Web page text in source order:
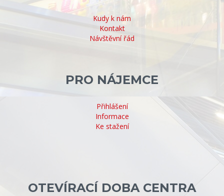
Kudy k nám
Kontakt
Návštěvní řád
PRO NÁJEMCE
Přihlášení
Informace
Ke stažení
OTEVÍRACÍ DOBA CENTRA